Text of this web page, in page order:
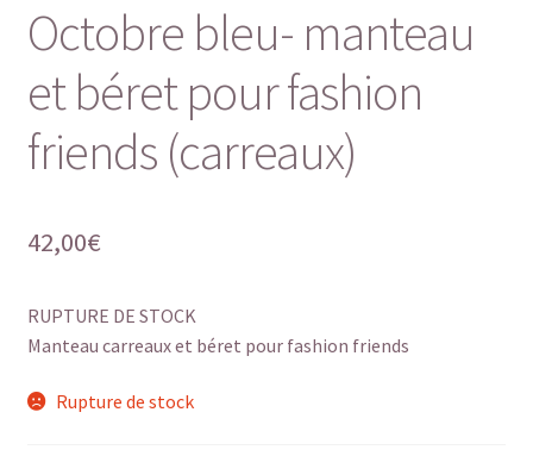
Octobre bleu- manteau
et béret pour fashion
friends (carreaux)
42,00€
RUPTURE DE STOCK
Manteau carreaux et béret pour fashion friends
Rupture de stock